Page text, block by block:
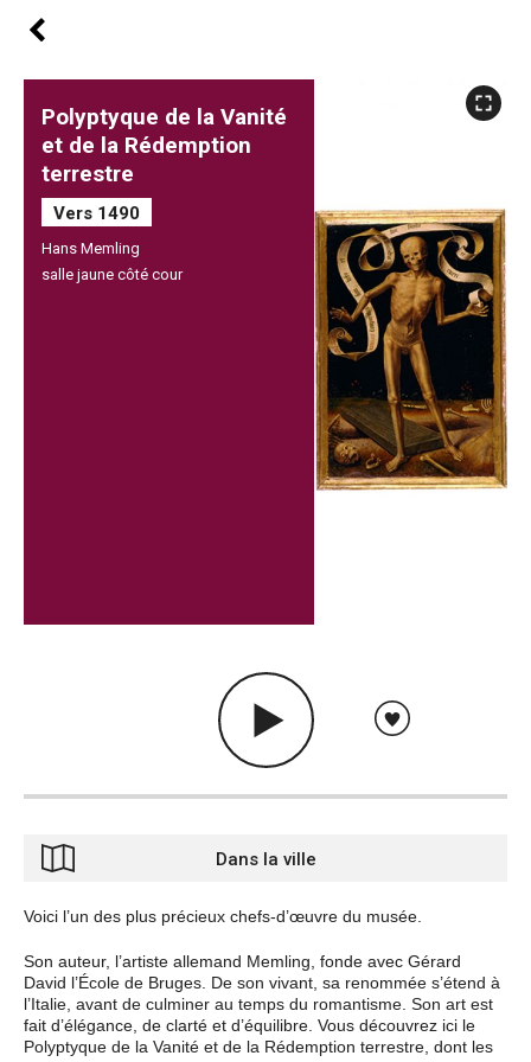
Polyptyque de la Vanité
et de la Rédemption
terrestre
Vers 1490
Hans Memling
salle jaune côté cour
Dans la ville
Voici l’un des plus précieux chefs-d’œuvre du musée.
Son auteur, l’artiste allemand Memling, fonde avec Gérard
David l’École de Bruges. De son vivant, sa renommée s’étend à
l’Italie, avant de culminer au temps du romantisme. Son art est
fait d’élégance, de clarté et d’équilibre. Vous découvrez ici le
Polyptyque de la Vanité et de la Rédemption terrestre, dont les